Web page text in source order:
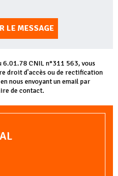
LE MESSAGE
CNIL n°311 563, vous
droit d'accès ou de rectification
nous envoyant un email par
de contact.